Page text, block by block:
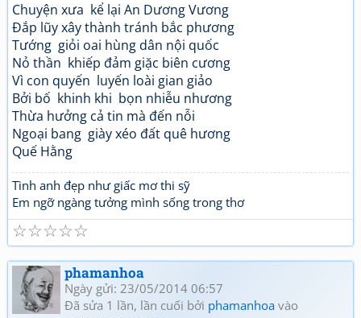
Chuyện xưa kể lại An Dương Vương
Đắp lũy xây thành tránh bắc phương
Tướng giỏi oai hùng dân nội quốc
Nỏ thần khiếp đảm giặc biên cương
Vì con quyến luyến loài gian giảo
Bởi bố khinh khi bọn nhiễu nhương
Thừa hưởng cả tin mà đến nỗi
Ngoại bang giày xéo đất quê hương
Quế Hằng
Tình anh đẹp như giấc mơ thi sỹ
Em ngỡ ngàng tưởng mình sống trong thơ
☆
☆
☆
☆
☆
phamanhoa
Ngày gửi: 23/05/2014 06:57
Đã sửa 1 lần, lần cuối bởi phamanhoa vào